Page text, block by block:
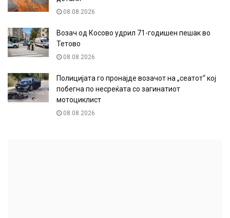
08.08.2026
Возач од Косово удрил 71-годишен пешак во
Тетово
08.08.2026
Полицијата го пронајде возачот на „сеатот“ кој
побегна по несреќата со загинатиот
мотоциклист
08.08.2026